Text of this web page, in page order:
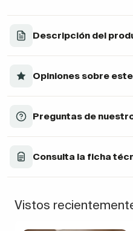
Descripción del
Opiniones sobre
Preguntas de
Consulta la ficha
Vistos